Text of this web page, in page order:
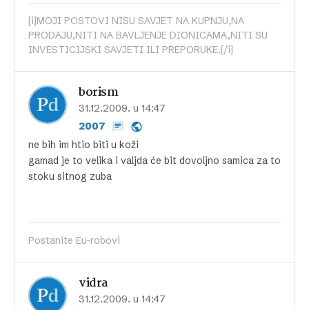
[i]MOJI POSTOVI NISU SAVJET NA KUPNJU,NA
PRODAJU,NITI NA BAVLJENJE DIONICAMA,NITI SU
INVESTICIJSKI SAVJETI ILI PREPORUKE.[/i]
borism
31.12.2009. u 14:47
2007
ne bih im htio biti u koži
gamad je to velika i valjda će bit dovoljno samica za to
stoku sitnog zuba
Postanite Eu-robovi
vidra
31.12.2009. u 14:47